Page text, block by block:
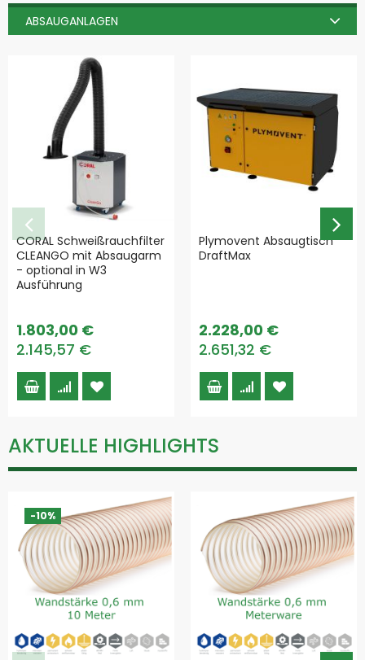
ABSAUGANLAGEN
CORAL Schweißrauchfilter
CLEANGO mit Absaugarm
- optional in W3
Ausführung
2.145,57 €
1.803,00 €
Plymovent Absaugtisch
DraftMax
2.651,32 €
2.228,00 €
AKTUELLE HIGHLIGHTS
-10%